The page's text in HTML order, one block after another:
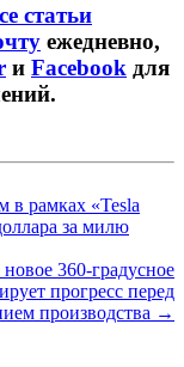
статьи
ежедневно,
и Facebook для
в рамках «Tesla
за милю
360-градусное
прогресс перед
производства →